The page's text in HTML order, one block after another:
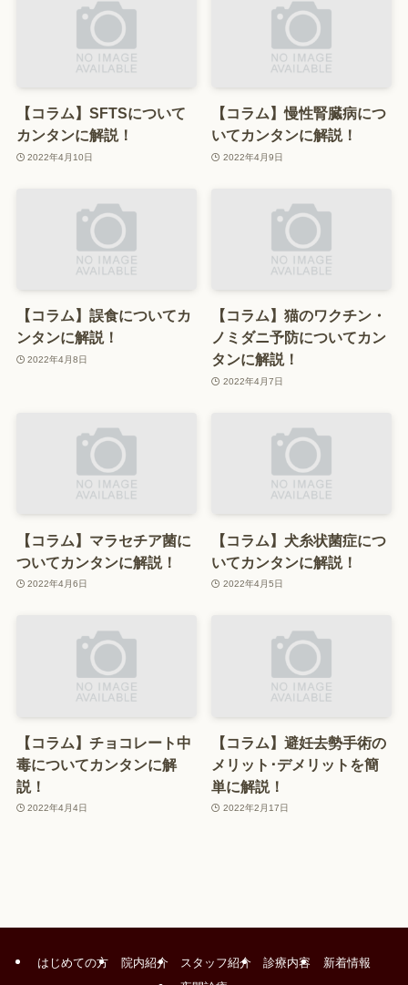
【コラム】SFTSについて
カンタンに解説！
2022年4月10日
【コラム】慢性腎臓病につ
いてカンタンに解説！
2022年4月9日
【コラム】誤食についてカ
ンタンに解説！
2022年4月8日
【コラム】猫のワクチン・
ノミダニ予防についてカン
タンに解説！
2022年4月7日
【コラム】マラセチア菌に
ついてカンタンに解説！
2022年4月6日
【コラム】犬糸状菌症につ
いてカンタンに解説！
2022年4月5日
【コラム】チョコレート中
毒についてカンタンに解
説！
2022年4月4日
【コラム】避妊去勢手術の
メリット･デメリットを簡
単に解説！
2022年2月17日
はじめての方 院内紹介 スタッフ紹介 診療内容
新着情報